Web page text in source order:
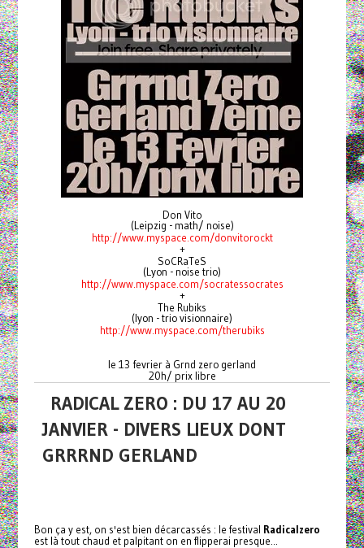
Don Vito
(Leipzig - math/ noise)
http://www.myspace.com/donvitorockt
+
SoCRaTeS
(Lyon - noise trio)
http://www.myspace.com/socratessocrates
+
The Rubiks
(lyon - trio visionnaire)
http://www.myspace.com/therubiks
le 13 fevrier à Grnd zero gerland
20h/ prix libre
RADICAL ZERO : DU 17 AU 20
JANVIER - DIVERS LIEUX DONT
GRRRND GERLAND
Bon ça y est, on s'est bien décarcassés : le festival Radicalzero
est là tout chaud et palpitant on en flipperai presque...